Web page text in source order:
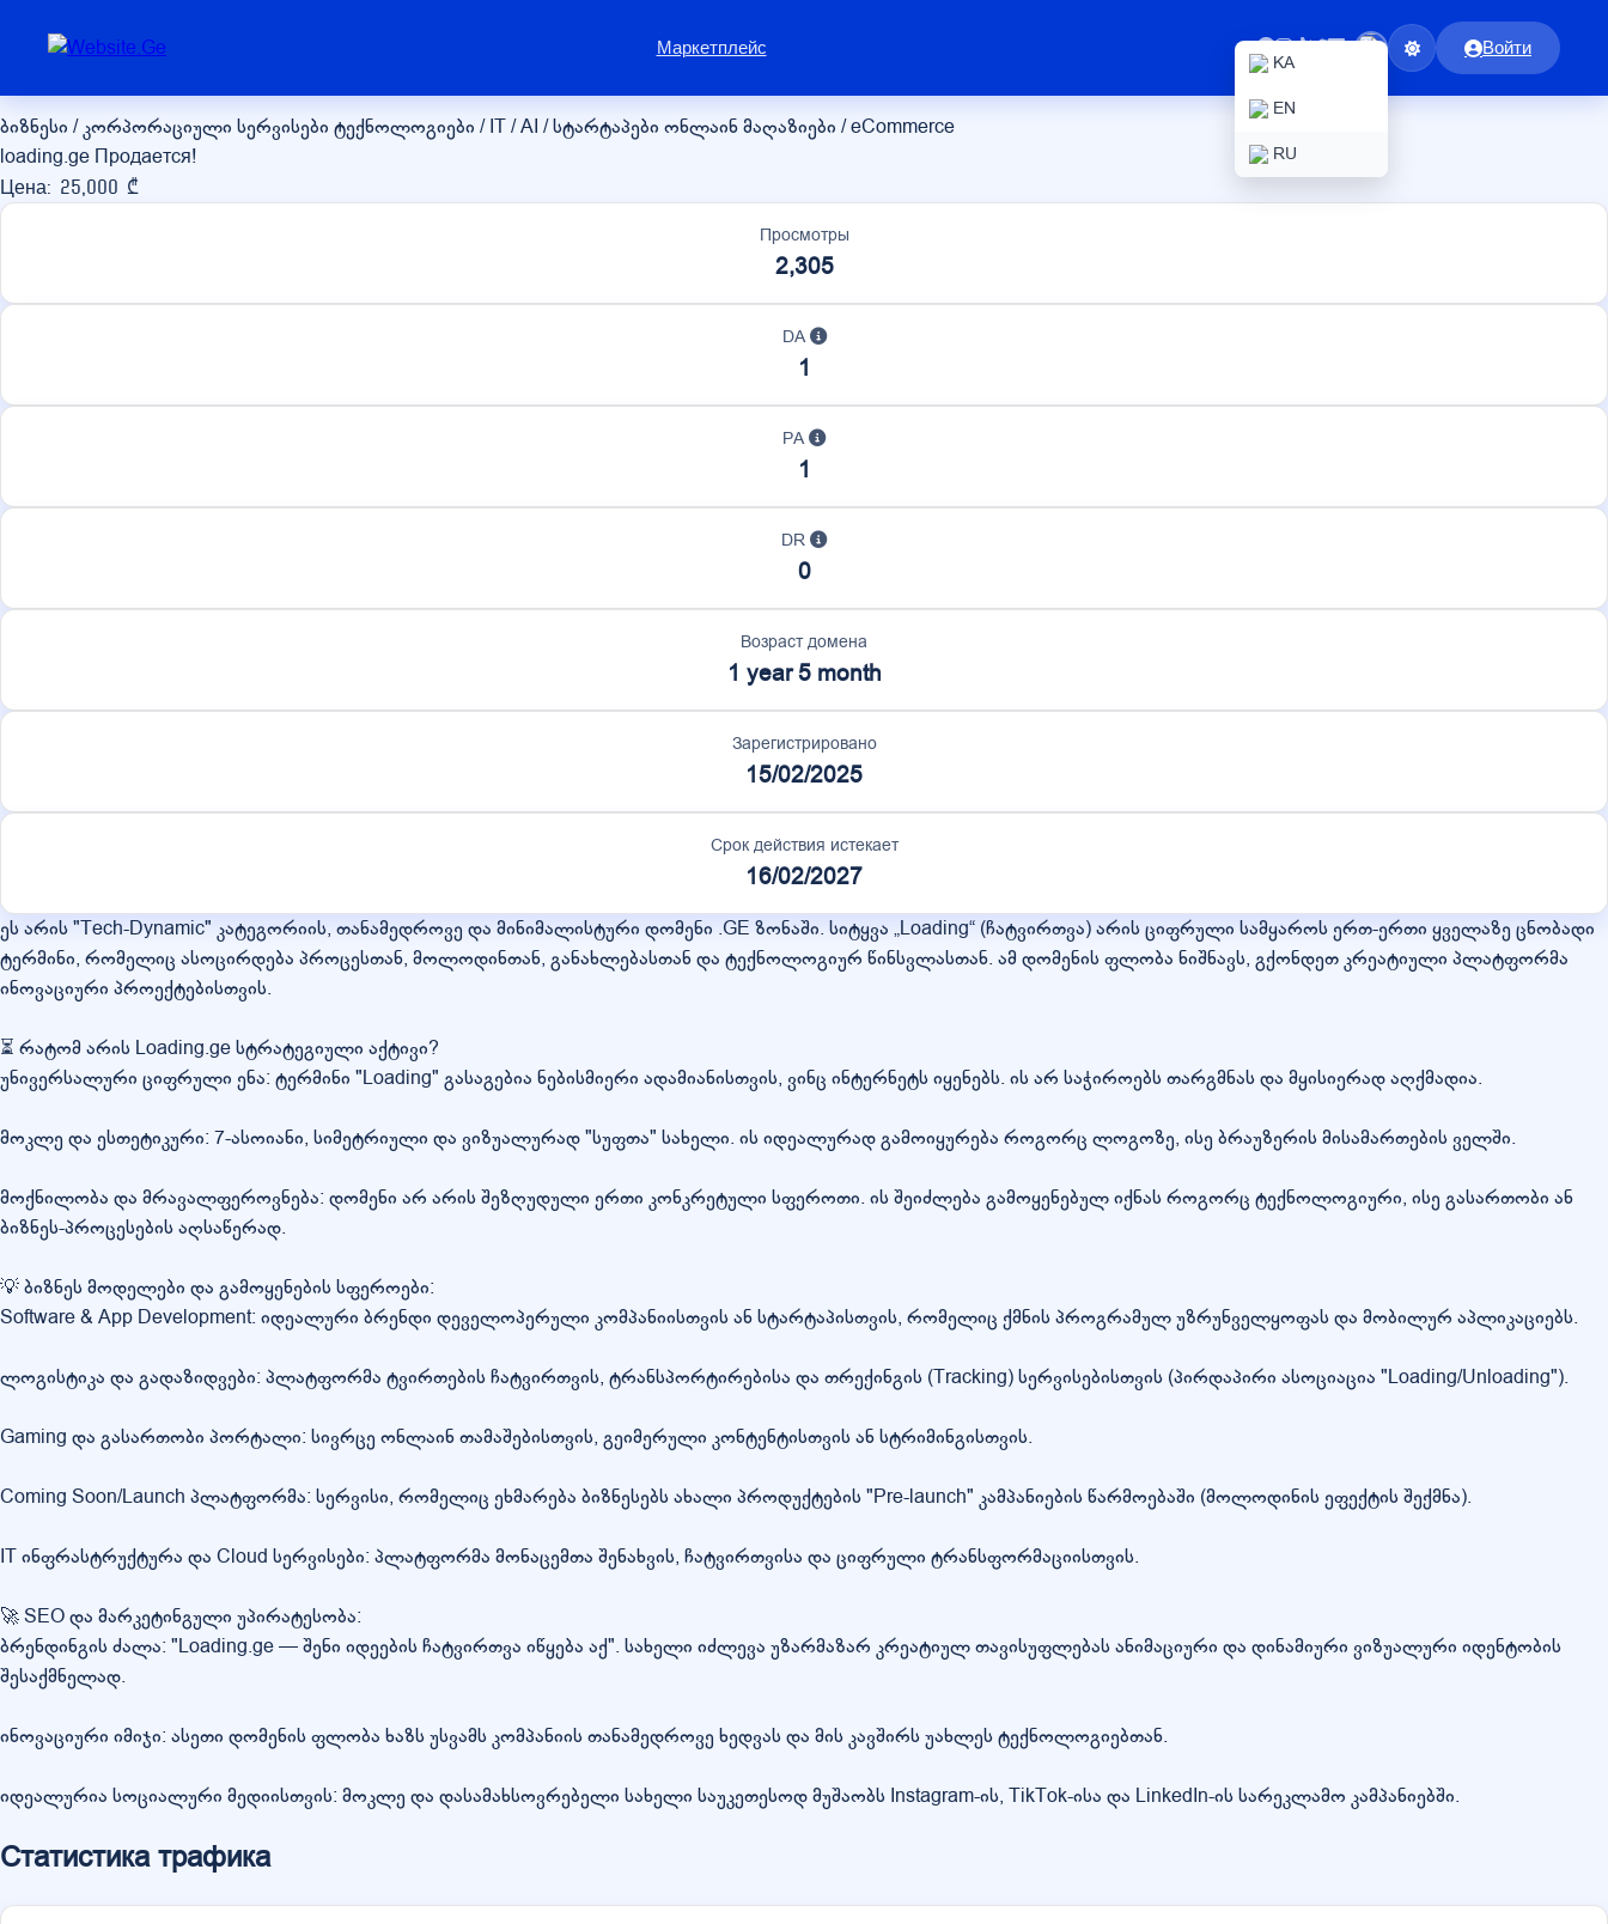
Маркетплейс
KA
EN
RU
Войти
loading.ge
ბიზნესი / კორპორაციული სერვისები ტექნოლოგიები / IT / AI / სტარტაპები ონლაინ მაღაზიები / eCommerce
loading.ge Продается!
Цена: 25,000 ₾
Просмотры
2,305
DA
1
PA
1
DR
0
Возраст домена
1 year 5 month
Зарегистрировано
15/02/2025
Срок действия истекает
16/02/2027
ეს არის "Tech-Dynamic" კატეგორიის, თანამედროვე და მინიმალისტური დომენი .GE ზონაში. სიტყვა „Loading“ (ჩატვირთვა) არის ციფრული სამყაროს ერთ-ერთი ყველაზე ცნობადი
ტერმინი, რომელიც ასოცირდება პროცესთან, მოლოდინთან, განახლებასთან და ტექნოლოგიურ წინსვლასთან. ამ დომენის ფლობა ნიშნავს, გქონდეთ კრეატიული პლატფორმა
ინოვაციური პროექტებისთვის.
⏳ რატომ არის Loading.ge სტრატეგიული აქტივი?
უნივერსალური ციფრული ენა: ტერმინი "Loading" გასაგებია ნებისმიერი ადამიანისთვის, ვინც ინტერნეტს იყენებს. ის არ საჭიროებს თარგმნას და მყისიერად აღქმადია.
მოკლე და ესთეტიკური: 7-ასოიანი, სიმეტრიული და ვიზუალურად "სუფთა" სახელი. ის იდეალურად გამოიყურება როგორც ლოგოზე, ისე ბრაუზერის მისამართების ველში.
მოქნილობა და მრავალფეროვნება: დომენი არ არის შეზღუდული ერთი კონკრეტული სფეროთი. ის შეიძლება გამოყენებულ იქნას როგორც ტექნოლოგიური, ისე გასართობი ან
ბიზნეს-პროცესების აღსაწერად.
💡 ბიზნეს მოდელები და გამოყენების სფეროები:
Software & App Development: იდეალური ბრენდი დეველოპერული კომპანიისთვის ან სტარტაპისთვის, რომელიც ქმნის პროგრამულ უზრუნველყოფას და მობილურ აპლიკაციებს.
ლოგისტიკა და გადაზიდვები: პლატფორმა ტვირთების ჩატვირთვის, ტრანსპორტირებისა და თრექინგის (Tracking) სერვისებისთვის (პირდაპირი ასოციაცია "Loading/Unloading").
Gaming და გასართობი პორტალი: სივრცე ონლაინ თამაშებისთვის, გეიმერული კონტენტისთვის ან სტრიმინგისთვის.
Coming Soon/Launch პლატფორმა: სერვისი, რომელიც ეხმარება ბიზნესებს ახალი პროდუქტების "Pre-launch" კამპანიების წარმოებაში (მოლოდინის ეფექტის შექმნა).
IT ინფრასტრუქტურა და Cloud სერვისები: პლატფორმა მონაცემთა შენახვის, ჩატვირთვისა და ციფრული ტრანსფორმაციისთვის.
🚀 SEO და მარკეტინგული უპირატესობა:
ბრენდინგის ძალა: "Loading.ge — შენი იდეების ჩატვირთვა იწყება აქ". სახელი იძლევა უზარმაზარ კრეატიულ თავისუფლებას ანიმაციური და დინამიური ვიზუალური იდენტობის
შესაქმნელად.
ინოვაციური იმიჯი: ასეთი დომენის ფლობა ხაზს უსვამს კომპანიის თანამედროვე ხედვას და მის კავშირს უახლეს ტექნოლოგიებთან.
იდეალურია სოციალური მედიისთვის: მოკლე და დასამახსოვრებელი სახელი საუკეთესოდ მუშაობს Instagram-ის, TikTok-ისა და LinkedIn-ის სარეკლამო კამპანიებში.
Статистика трафика